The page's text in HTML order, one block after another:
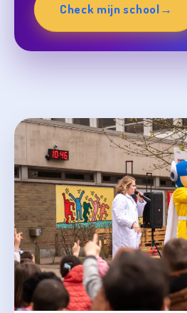
Check mijn school→